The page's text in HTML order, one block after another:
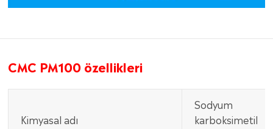
CMC PM100 özellikleri
Kimyasal adı
Sodyum
karboksimetil